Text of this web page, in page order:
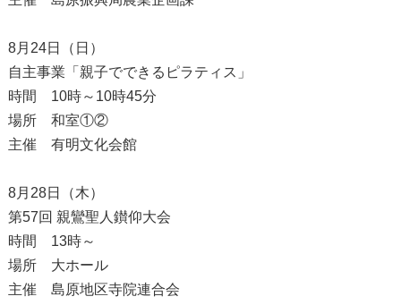
8月24日（日）
自主事業「親子でできるピラティス」
時間 10時～10時45分
場所 和室①②
主催 有明文化会館
8月28日（木）
第57回 親鸞聖人鑚仰大会
時間 13時～
場所 大ホール
主催 島原地区寺院連合会